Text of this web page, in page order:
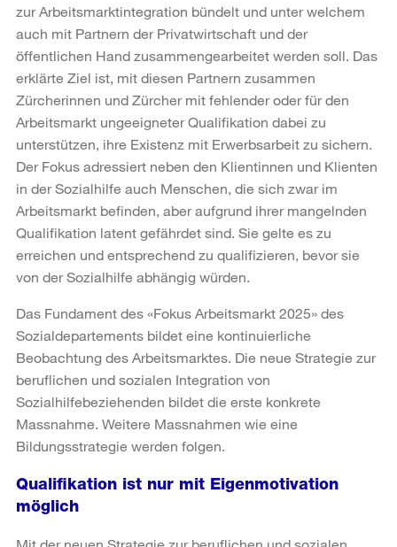
zur Arbeitsmarktintegration bündelt und unter welchem
auch mit Partnern der Privatwirtschaft und der
öffentlichen Hand zusammengearbeitet werden soll. Das
erklärte Ziel ist, mit diesen Partnern zusammen
Zürcherinnen und Zürcher mit fehlender oder für den
Arbeitsmarkt ungeeigneter Qualifikation dabei zu
unterstützen, ihre Existenz mit Erwerbsarbeit zu sichern.
Der Fokus adressiert neben den Klientinnen und Klienten
in der Sozialhilfe auch Menschen, die sich zwar im
Arbeitsmarkt befinden, aber aufgrund ihrer mangelnden
Qualifikation latent gefährdet sind. Sie gelte es zu
erreichen und entsprechend zu qualifizieren, bevor sie
von der Sozialhilfe abhängig würden.
Das Fundament des «Fokus Arbeitsmarkt 2025» des
Sozialdepartements bildet eine kontinuierliche
Beobachtung des Arbeitsmarktes. Die neue Strategie zur
beruflichen und sozialen Integration von
Sozialhilfebeziehenden bildet die erste konkrete
Massnahme. Weitere Massnahmen wie eine
Bildungsstrategie werden folgen.
Qualifikation ist nur mit Eigenmotivation
möglich
Mit der neuen Strategie zur beruflichen und sozialen